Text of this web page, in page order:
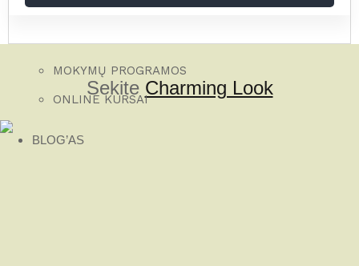
MOKYMŲ PROGRAMOS
ONLINE KURSAI
BLOG’AS
Sekite Charming Look